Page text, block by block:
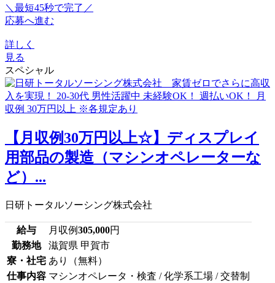
＼最短45秒で完了／
応募へ進む
詳しく
見る
スペシャル
【月収例30万円以上☆】ディスプレイ
用部品の製造（マシンオペレーターな
ど）...
日研トータルソーシング株式会社
給与 月収例305,000円
勤務地
滋賀県 甲賀市
寮・社宅 あり（無料）
仕事内容 マシンオペレータ・検査 / 化学系工場 / 交替制